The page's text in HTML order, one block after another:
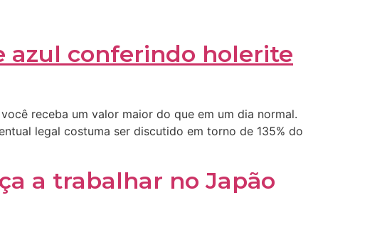
receba um valor maior do que em um dia normal.
legal costuma ser discutido em torno de 135% do
a trabalhar no Japão